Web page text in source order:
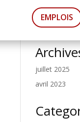
EMPLOIS
juillet 2025
avril 2023